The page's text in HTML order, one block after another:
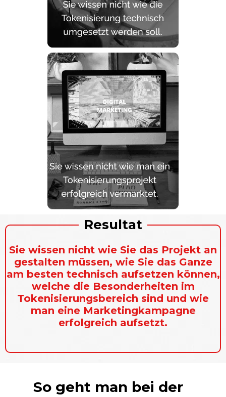
Resultat
Sie wissen nicht wie Sie das Projekt an
gestalten müssen, wie Sie das Ganze
am besten technisch aufsetzen können,
welche dieBesonderheiten im
Tokenisierungsbereich sind und wie
man eine Marketingkampagne
erfolgreich aufsetzt.
So geht man bei der